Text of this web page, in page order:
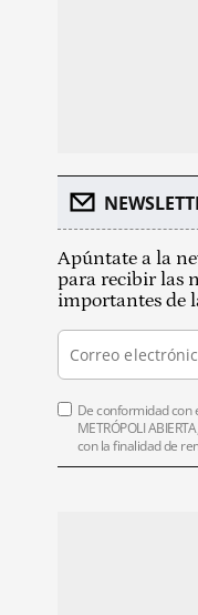
Apúntate a la
para recibir las
importantes de
De conformidad con
METRÓPOLI
con la finalidad de